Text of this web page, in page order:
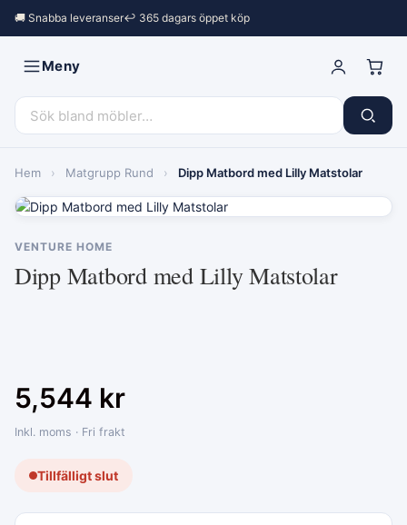
🚚 Snabba leveranser↩︎ 365 dagars öppet köp
Meny
Hem › Matgrupp Rund › Dipp Matbord med Lilly Matstolar
VENTURE HOME
Dipp Matbord med Lilly Matstolar
5,544 kr
Inkl. moms · Fri frakt
Tillfälligt slut